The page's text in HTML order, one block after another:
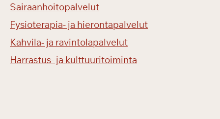
Sairaanhoitopalvelut
Fysioterapia- ja hierontapalvelut
Kahvila- ja ravintolapalvelut
Harrastus- ja kulttuuritoiminta